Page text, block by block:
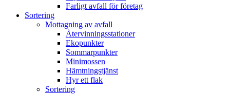
Farligt avfall för företag
Sortering
Mottagning av avfall
Återvinningsstationer
Ekopunkter
Sommarpunkter
Minimossen
Hämtningstjänst
Hyr ett flak
Sortering